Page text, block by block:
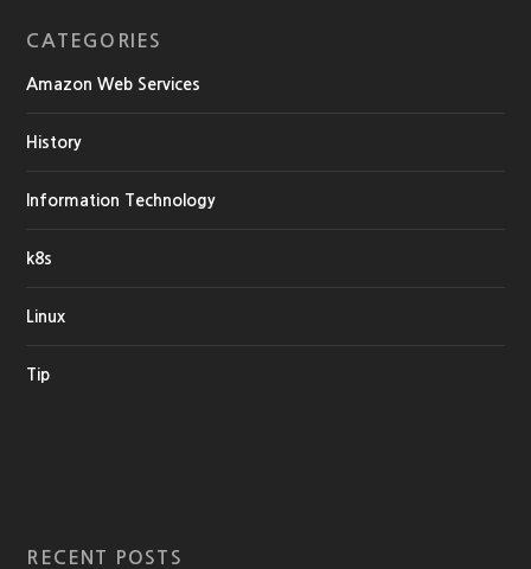
CATEGORIES
Amazon Web Services
History
Information Technology
k8s
Linux
Tip
RECENT POSTS